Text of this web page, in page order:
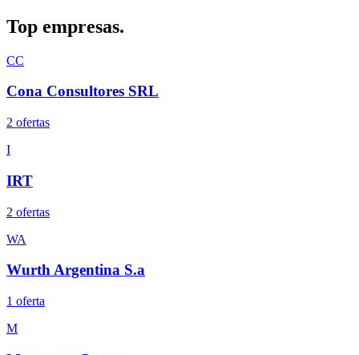
Top empresas.
CC
Cona Consultores SRL
2 ofertas
I
IRT
2 ofertas
WA
Wurth Argentina S.a
1 oferta
M